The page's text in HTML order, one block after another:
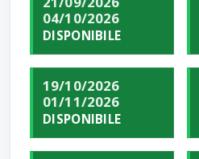
04/10/2026
DISPONIBILE
19/10/2026
01/11/2026
DISPONIBILE